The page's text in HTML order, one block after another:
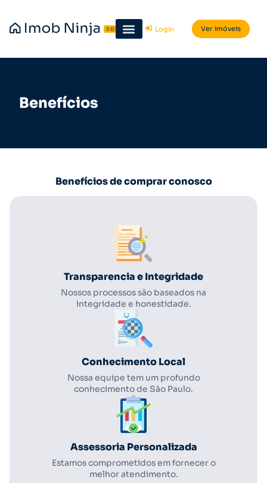
Login Ver imóveis
Benefícios
Benefícios de comprar conosco
Transparencia e Integridade
Nossos processos são baseados na
integridade e honestidade.
Conhecimento Local
Nossa equipe tem um profundo
conhecimento de São Paulo.
Assessoria Personalizada
Estamos comprometidos em fornecer o
melhor atendimento.